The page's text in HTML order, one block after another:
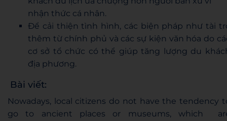
nhận thức cá nhân.
Để cải thiện tình hình, các biện pháp như tài
thêm từ chính phủ và các sự kiện văn hóa do
cơ sở tổ chức có thể giúp tăng lượng du
địa phương.
Bài viết:
Nowadays, local citizens do not have the tendency
go to ancient places or museums, which